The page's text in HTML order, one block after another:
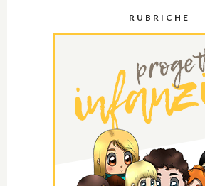
RUBRICHE